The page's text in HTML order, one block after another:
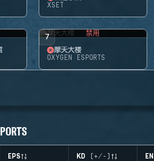
XSET
7 禁用
摩天大楼
OXYGEN ESPORTS
EPS KD (+/-)